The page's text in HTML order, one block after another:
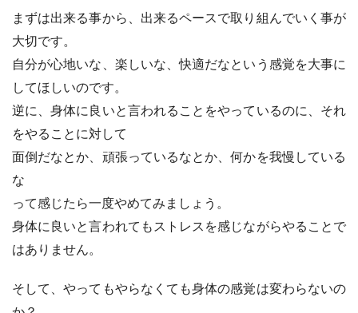
まずは出来る事から、出来るペースで取り組んでいく事が
大切です。
自分が心地いな、楽しいな、快適だなという感覚を大事に
してほしいのです。
逆に、身体に良いと言われることをやっているのに、それ
をやることに対して
面倒だなとか、頑張っているなとか、何かを我慢している
な
って感じたら一度やめてみましょう。
身体に良いと言われてもストレスを感じながらやることで
はありません。
そして、やってもやらなくても身体の感覚は変わらないの